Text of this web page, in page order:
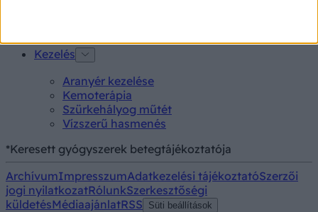
Kezelés
Aranyér kezelése
Kemoterápia
Szürkehályog műtét
Vízszerű hasmenés
*Keresett gyógyszerek betegtájékoztatója
ArchívumImpresszumAdatkezelési tájékoztatóSzerzői
jogi nyilatkozatRólunkSzerkesztőségi
küldetésMédiaajánlatRSS Süti beállítások